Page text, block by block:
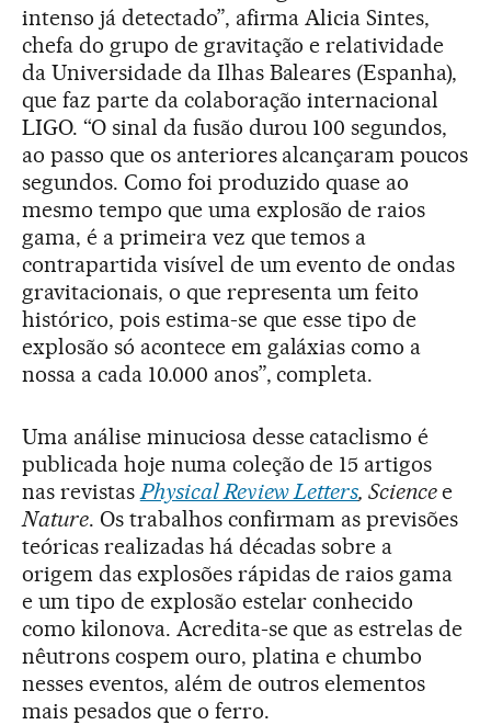
intenso já detectado”, afirma Alicia Sintes,
chefa do grupo de gravitação e relatividade
da Universidade da Ilhas Baleares (Espanha),
que faz parte da colaboração internacional
LIGO. “O sinal da fusão durou 100 segundos,
ao passo que os anteriores alcançaram poucos
segundos. Como foi produzido quase ao
mesmo tempo que uma explosão de raios
gama, é a primeira vez que temos a
contrapartida visível de um evento de ondas
gravitacionais, o que representa um feito
histórico, pois estima-se que esse tipo de
explosão só acontece em galáxias como a
nossa a cada 10.000 anos”, completa.
Uma análise minuciosa desse cataclismo é
publicada hoje numa coleção de 15 artigos
nas revistasPhysical Review Letters, Sciencee
Nature. Os trabalhos confirmam as previsões
teóricas realizadas há décadas sobre a
origem das explosões rápidas de raios gama
e um tipo de explosão estelar conhecido
como kilonova. Acredita-se que as estrelas de
nêutrons cospem ouro, platina e chumbo
nesses eventos, além de outros elementos
mais pesados que o ferro.